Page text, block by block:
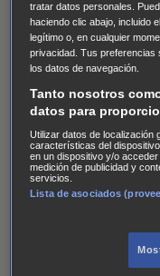
NCIS: Nueva
The Shield: Al
The Killing
Chicago Fire
de personas
Ladrón de
AXN Masters of
Nevers
Magpie Murders
tratar datos personales.
haciendo clic abajo, incluido
legítimo o, en cualquier
privacidad. Tus preferencias
los datos de navegación.
Tanto nosotros
datos para
Utilizar datos de localización
características del
en un dispositivo y/o acceder
medición de publicidad y
servicios.
Lista de asociados